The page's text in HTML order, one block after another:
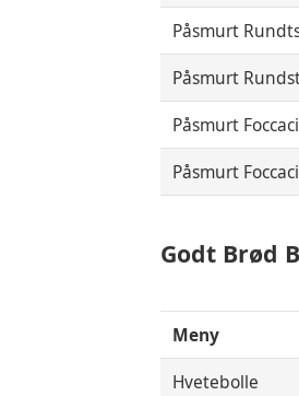
Påsmurt
Påsmurt
Påsmurt
Påsmurt
Godt Brød
Meny
Hvetebolle